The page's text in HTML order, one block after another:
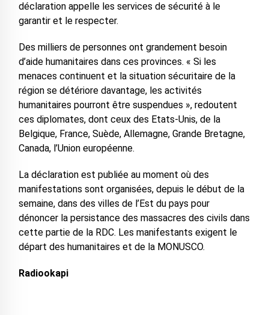
déclaration appelle les services de sécurité à le
garantir et le respecter.
Des milliers de personnes ont grandement besoin
d’aide humanitaires dans ces provinces. « Si les
menaces continuent et la situation sécuritaire de la
région se détériore davantage, les activités
humanitaires pourront être suspendues », redoutent
ces diplomates, dont ceux des Etats-Unis, de la
Belgique, France, Suède, Allemagne, Grande Bretagne,
Canada, l’Union européenne.
La déclaration est publiée au moment où des
manifestations sont organisées, depuis le début de la
semaine, dans des villes de l’Est du pays pour
dénoncer la persistance des massacres des civils dans
cette partie de la RDC. Les manifestants exigent le
départ des humanitaires et de la MONUSCO.
Radiookapi